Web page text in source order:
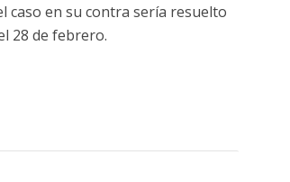
caso en su contra sería resuelto
28 de febrero.